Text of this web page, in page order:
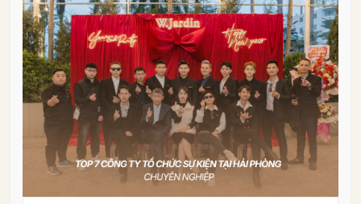
couples create a seamless and memorable […]